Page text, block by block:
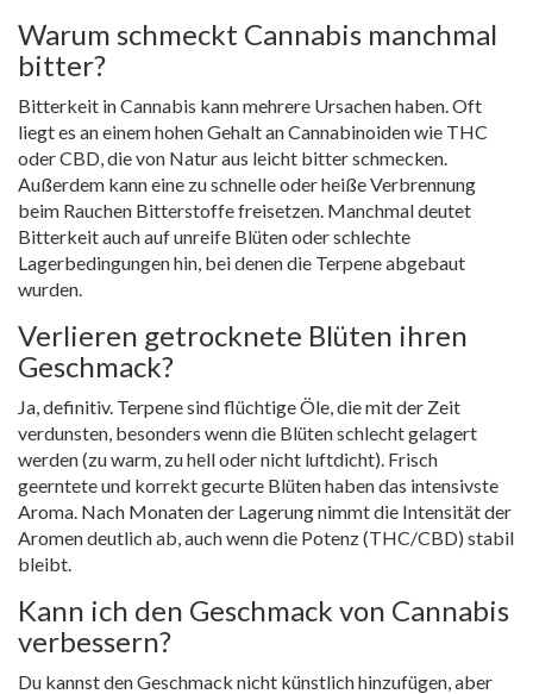
Warum schmeckt Cannabis manchmal
bitter?
Bitterkeit in Cannabis kann mehrere Ursachen haben. Oft
liegt es an einem hohen Gehalt an Cannabinoiden wie THC
oder CBD, die von Natur aus leicht bitter schmecken.
Außerdem kann eine zu schnelle oder heiße Verbrennung
beim Rauchen Bitterstoffe freisetzen. Manchmal deutet
Bitterkeit auch auf unreife Blüten oder schlechte
Lagerbedingungen hin, bei denen die Terpene abgebaut
wurden.
Verlieren getrocknete Blüten ihren
Geschmack?
Ja, definitiv. Terpene sind flüchtige Öle, die mit der Zeit
verdunsten, besonders wenn die Blüten schlecht gelagert
werden (zu warm, zu hell oder nicht luftdicht). Frisch
geerntete und korrekt gecurte Blüten haben das intensivste
Aroma. Nach Monaten der Lagerung nimmt die Intensität der
Aromen deutlich ab, auch wenn die Potenz (THC/CBD) stabil
bleibt.
Kann ich den Geschmack von Cannabis
verbessern?
Du kannst den Geschmack nicht künstlich hinzufügen, aber